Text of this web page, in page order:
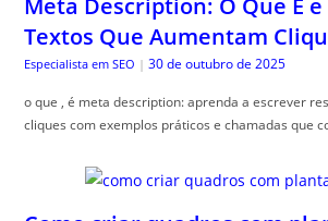
Textos Que Aumentam
Especialista em SEO | 30 de outubro de 2025
o que , é meta description: aprenda a escrever
cliques com exemplos práticos e chamadas que